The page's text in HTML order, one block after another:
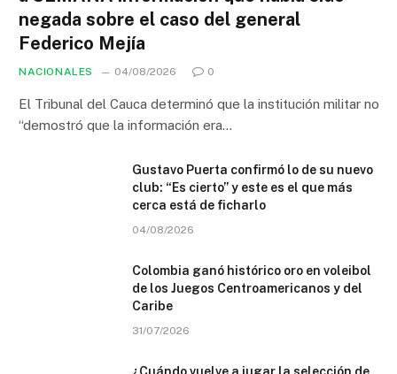
negada sobre el caso del general
Federico Mejía
NACIONALES 04/08/2026 0
El Tribunal del Cauca determinó que la institución militar no
“demostró que la información era…
Gustavo Puerta confirmó lo de su nuevo
club: “Es cierto” y este es el que más
cerca está de ficharlo
04/08/2026
Colombia ganó histórico oro en voleibol
de los Juegos Centroamericanos y del
Caribe
31/07/2026